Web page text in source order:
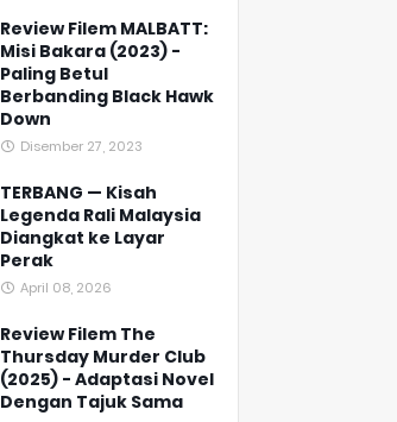
Review Filem MALBATT:
Misi Bakara (2023) -
Paling Betul
Berbanding Black Hawk
Down
Disember 27, 2023
TERBANG — Kisah
Legenda Rali Malaysia
Diangkat ke Layar
Perak
April 08, 2026
Review Filem The
Thursday Murder Club
(2025) - Adaptasi Novel
Dengan Tajuk Sama